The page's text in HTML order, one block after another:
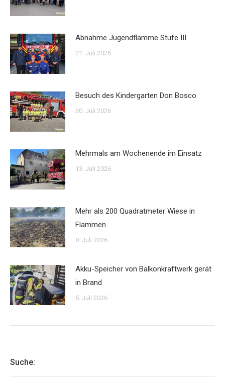
Abnahme Jugendflamme Stufe III
21. Juli 2026
Besuch des Kindergarten Don Bosco
20. Juli 2026
Mehrmals am Wochenende im Einsatz
13. Juli 2026
Mehr als 200 Quadratmeter Wiese in
Flammen
8. Juli 2026
Akku-Speicher von Balkonkraftwerk gerät
in Brand
5. Juli 2026
Suche: